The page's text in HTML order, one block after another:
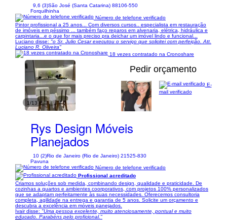
9,6 (3)São José (Santa Catarina) 88106-550
Forquilhinha
Número de telefone verificado
Pintor profissional a 25 anos... Com diversos cursos.. especialista em restauração
de imóveis em péssimo ... também faço reparos em alvenaria, elétrica, hidráulica e
carpintaria...e o que for mais preciso pra deichar um imóvel lindo e funcional...
Luciano disse: "o Sr. Julio Cesar executou o serviço que solicitei com perfeição. Att.
Luciano R. Oliveira"
18 vezes contratado na Cronoshare
1/13
Pedir orçamento
Rys Design Móveis
Planejados
10 (2)Rio de Janeiro (Rio de Janeiro) 21525-830
Pavuna
E-
mail verificado
Número de telefone verificado
Profissional acreditado
Criamos soluções sob medida, combinando design, qualidade e praticidade. De
cozinhas a quartos e ambientes coorporativos, com projetos 100% personalizados
que se adaptam perfeitamente às suas necessidades. Oferecemos consultoria
completa, agilidade na entrega e garantia de 5 anos. Solicite um orçamento e
descubra a excelência em móveis panejados.
Ivair disse: "Uma pessoa excelente, muito atenciosamente, pontual e muito
educado. Parabéns pelo proficional."